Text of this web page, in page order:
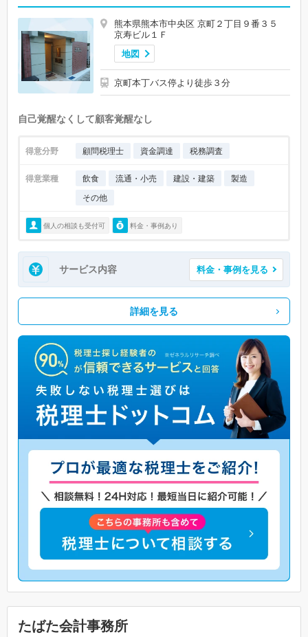
熊本県熊本市中央区 京町２丁目９番３５
京寿ビル１Ｆ
地図
京町本丁バス停より徒歩３分
自己覚醒なくして顧客覚醒なし
得意分野 顧問税理士 資金調達 税務調査
得意業種 飲食 流通・小売 建設・建築
製造
その他
個人の相談も受付可 料金・事例あり
サービス内容 料金・事例を見る
詳細を見る
たばた会計事務所